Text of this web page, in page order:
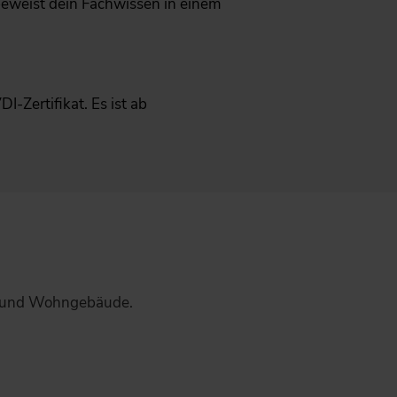
dein Fachwissen in einem
Zertifikat. Es ist ab
Wohngebäude.